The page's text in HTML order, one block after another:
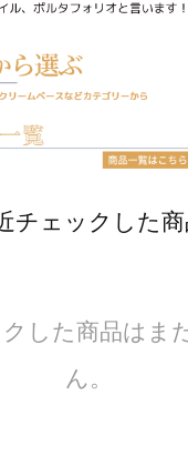
チェックした商
した商品はま
ん。